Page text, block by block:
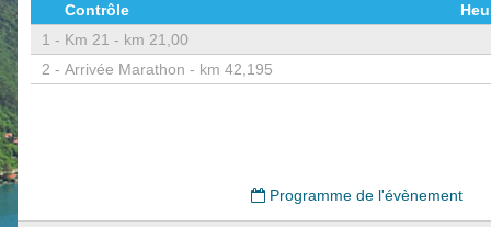
Contrôle
1 - Km 21 - km 21,00
2 - Arrivée Marathon - km 42,195
Programme de l'évènement